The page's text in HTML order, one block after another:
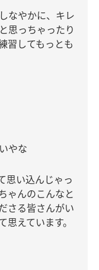
なやかに、キレ
思っちゃったり
習してもっとも
やな
思い込んじゃっ
ゃんのこんなと
さる皆さんがい
えています。